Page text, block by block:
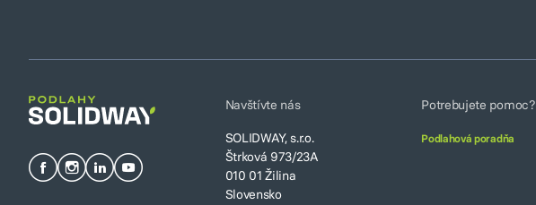
Navštívte nás
SOLIDWAY, s.r.o.
Štrková 973/23A
010 01 Žilina
Slovensko
Potrebujete pomoc?
Podlahová poradňa